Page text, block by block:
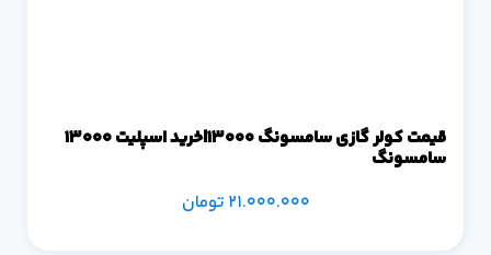
قیمت کولر گازی سامسونگ 13000|خرید اسپلیت 13000
سامسونگ
21.000.000تومان